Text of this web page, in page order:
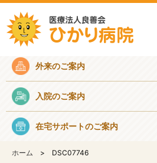
採用情報
外来のご案内
入院のご案内
在宅サポートのご案内
ホーム DSC07746